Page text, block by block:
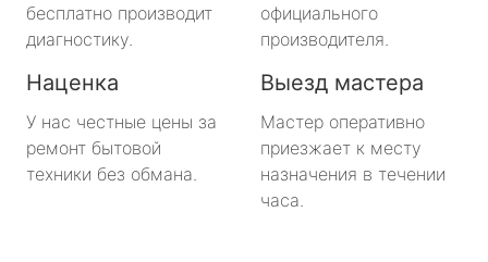
бесплатно производит
диагностику.
официального
производителя.
Наценка
У нас честные цены за
ремонт бытовой
техники без обмана.
Выезд мастера
Мастер оперативно
приезжает к месту
назначения в течении
часа.